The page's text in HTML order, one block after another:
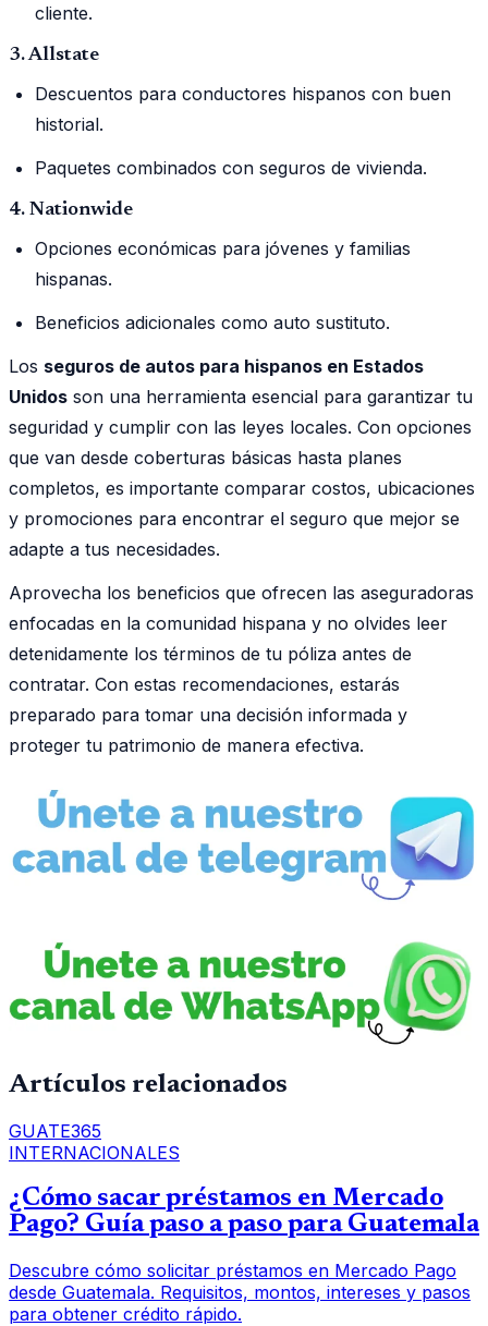
cliente.
3. Allstate
Descuentos para conductores hispanos con buen
historial.
Paquetes combinados con seguros de vivienda.
4. Nationwide
Opciones económicas para jóvenes y familias
hispanas.
Beneficios adicionales como auto sustituto.
Los seguros de autos para hispanos en Estados
Unidos son una herramienta esencial para garantizar tu
seguridad y cumplir con las leyes locales. Con opciones
que van desde coberturas básicas hasta planes
completos, es importante comparar costos, ubicaciones
y promociones para encontrar el seguro que mejor se
adapte a tus necesidades.
Aprovecha los beneficios que ofrecen las aseguradoras
enfocadas en la comunidad hispana y no olvides leer
detenidamente los términos de tu póliza antes de
contratar. Con estas recomendaciones, estarás
preparado para tomar una decisión informada y
proteger tu patrimonio de manera efectiva.
Artículos relacionados
GUATE365
INTERNACIONALES
¿Cómo sacar préstamos en Mercado
Pago? Guía paso a paso para Guatemala
Descubre cómo solicitar préstamos en Mercado Pago
desde Guatemala. Requisitos, montos, intereses y pasos
para obtener crédito rápido.